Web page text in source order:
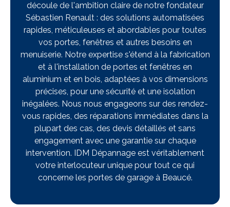
découle de l'ambition claire de notre fondateur
Sébastien Renault : des solutions automatisées
rapides, méticuleuses et abordables pour toutes
vos portes, fenêtres et autres besoins en
menuiserie. Notre expertise s'étend à la fabrication
et à l'installation de portes et fenêtres en
aluminium et en bois, adaptées à vos dimensions
précises, pour une sécurité et une isolation
inégalées. Nous nous engageons sur des rendez-
vous rapides, des réparations immédiates dans la
plupart des cas, des devis détaillés et sans
engagement avec une garantie sur chaque
intervention. IDM Dépannage est véritablement
votre interlocuteur unique pour tout ce qui
concerne les portes de garage à Beaucé.